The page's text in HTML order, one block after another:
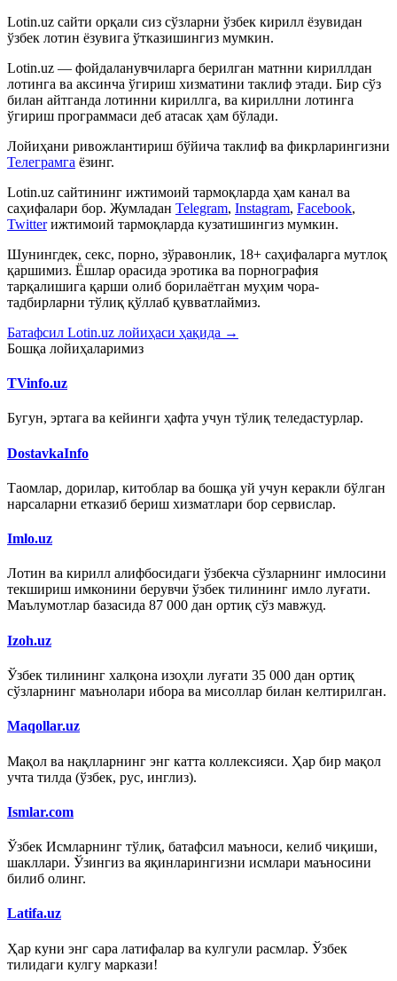
Lotin.uz сайти орқали сиз сўзларни ўзбек кирилл ёзувидан
ўзбек лотин ёзувига ўтказишингиз мумкин.
Lotin.uz — фойдаланувчиларга берилган матнни кириллдан
лотинга ва аксинча ўгириш хизматини таклиф этади. Бир сўз
билан айтганда лотинни кириллга, ва кириллни лотинга
ўгириш программаси деб атасак ҳам бўлади.
Лойиҳани ривожлантириш бўйича таклиф ва фикрларингизни
Телеграмга ёзинг.
Lotin.uz сайтининг ижтимоий тармоқларда ҳам канал ва
саҳифалари бор. Жумладан Telegram, Instagram, Facebook,
Twitter ижтимоий тармоқларда кузатишингиз мумкин.
Шунингдек, секс, порно, зўравонлик, 18+ саҳифаларга мутлоқ
қаршимиз. Ёшлар орасида эротика ва порнография
тарқалишига қарши олиб борилаётган муҳим чора-
тадбирларни тўлиқ қўллаб қувватлаймиз.
Батафсил Lotin.uz лойиҳаси ҳақида →
Бошқа лойиҳаларимиз
TVinfo.uz
Бугун, эртага ва кейинги ҳафта учун тўлиқ теледастурлар.
DostavkaInfo
Таомлар, дорилар, китоблар ва бошқа уй учун керакли бўлган
нарсаларни етказиб бериш хизматлари бор сервислар.
Imlo.uz
Лотин ва кирилл алифбосидаги ўзбекча сўзларнинг имлосини
текшириш имконини берувчи ўзбек тилининг имло луғати.
Маълумотлар базасида 87 000 дан ортиқ сўз мавжуд.
Izoh.uz
Ўзбек тилининг халқона изоҳли луғати 35 000 дан ортиқ
сўзларнинг маънолари ибора ва мисоллар билан келтирилган.
Maqollar.uz
Мақол ва нақлларнинг энг катта коллексияси. Ҳар бир мақол
учта тилда (ўзбек, рус, инглиз).
Ismlar.com
Ўзбек Исмларнинг тўлиқ, батафсил маъноси, келиб чиқиши,
шакллари. Ўзингиз ва яқинларингизни исмлари маъносини
билиб олинг.
Latifa.uz
Ҳар куни энг сара латифалар ва кулгули расмлар. Ўзбек
тилидаги кулгу маркази!